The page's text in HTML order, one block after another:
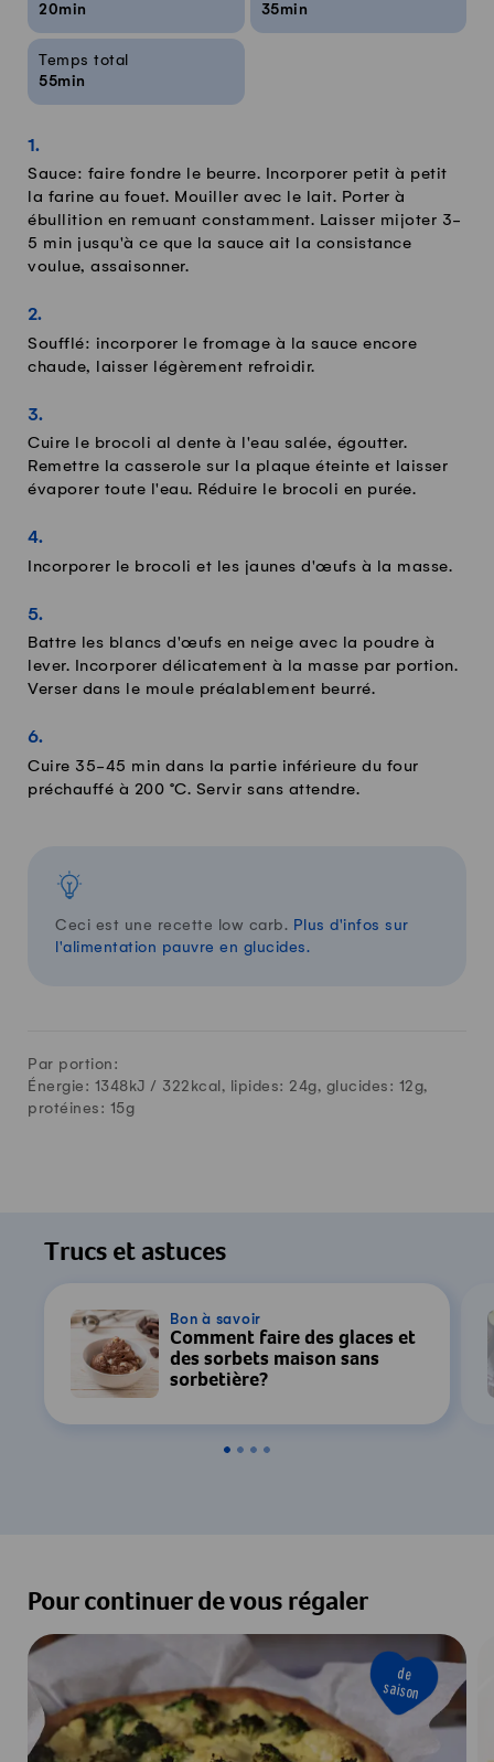
20min
35min
Temps total
55min
Sauce: faire fondre le beurre. Incorporer petit à petit
la farine au fouet. Mouiller avec le lait. Porter à
ébullition en remuant constamment. Laisser mijoter 3-
5 min jusqu'à ce que la sauce ait la consistance
voulue, assaisonner.
Soufflé: incorporer le fromage à la sauce encore
chaude, laisser légèrement refroidir.
Cuire le brocoli al dente à l'eau salée, égoutter.
Remettre la casserole sur la plaque éteinte et laisser
évaporer toute l'eau. Réduire le brocoli en purée.
Incorporer le brocoli et les jaunes d'œufs à la masse.
Battre les blancs d'œufs en neige avec la poudre à
lever. Incorporer délicatement à la masse par portion.
Verser dans le moule préalablement beurré.
Cuire 35-45 min dans la partie inférieure du four
préchauffé à 200 °C. Servir sans attendre.
Ceci est une recette low carb. Plus d'infos sur
l'alimentation pauvre en glucides.
Par portion:
Énergie: 1348kJ / 322 kcal, lipides: 24g, glucides: 12g,
protéines: 15g
Trucs et astuces
Bon à savoir
Comment faire des glaces et
des sorbets maison sans
sorbetière?
Pour continuer de vous régaler
de
saison